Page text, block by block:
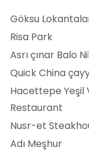
Göksu
Risa Park
Asrı çınar Balo
Quick China
Hacettepe Yeşil
Restaurant
Nusr-et
Adı Meşhur